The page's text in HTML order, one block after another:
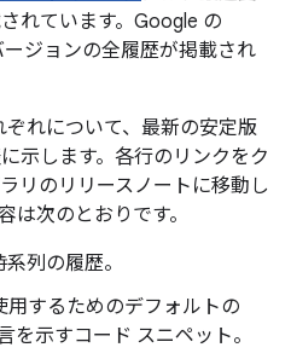
れています。Google の
ージョンの全履歴が掲載され
れについて、最新の安定版
示します。各行のリンクをク
リのリリースノートに移動し
は次のとおりです。
列の履歴。
用するためのデフォルトの
を示すコード スニペット。